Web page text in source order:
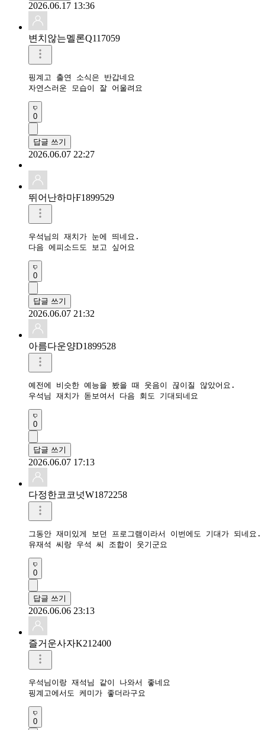
2026.06.17 13:36
변치않는멜론Q117059
핑계고 출연 소식은 반갑네요
자연스러운 모습이 잘 어울려요
0
답글 쓰기
2026.06.07 22:27
뛰어난하마F1899529
우석님의 재치가 눈에 띄네요.
다음 에피소드도 보고 싶어요
0
답글 쓰기
2026.06.07 21:32
아름다운양D1899528
예전에 비슷한 예능을 봤을 때 웃음이 끊이질 않았어요.
우석님 재치가 돋보여서 다음 회도 기대되네요
0
답글 쓰기
2026.06.07 17:13
다정한코코넛W1872258
그동안 재미있게 보던 프로그램이라서 이번에도 기대가 되네요.
유재석 씨랑 우석 씨 조합이 웃기군요
0
답글 쓰기
2026.06.06 23:13
즐거운사자K212400
우석님이랑 재석님 같이 나와서 좋네요
핑계고에서도 케미가 좋더라구요
0